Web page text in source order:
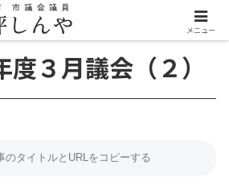
３月議会（２）
メニュー